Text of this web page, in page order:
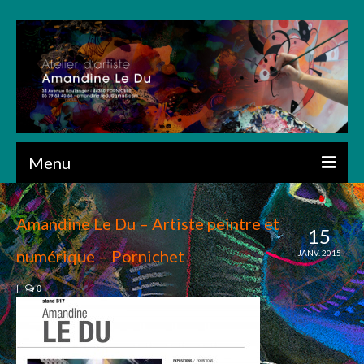
Menu
ACCUEIL
PRÉSENTATION
CRÉATIONS
ART NUMÉRIQUE
DESSIN
15
JANV. 2015
Amandine Le Du – Artiste peintre et
numérique – Pornichet
| 0